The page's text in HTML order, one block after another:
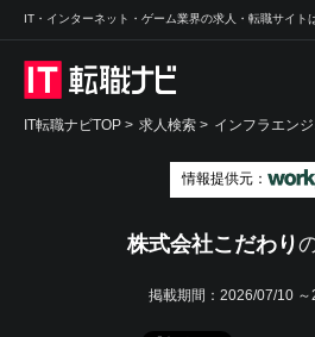
IT・インターネット・ゲーム業界の求人・転職サイト
IT転職ナビTOP > 求人検索 > インフラエン
情報提供元：
株式会社こだわり
掲載期間： 2026/07/10